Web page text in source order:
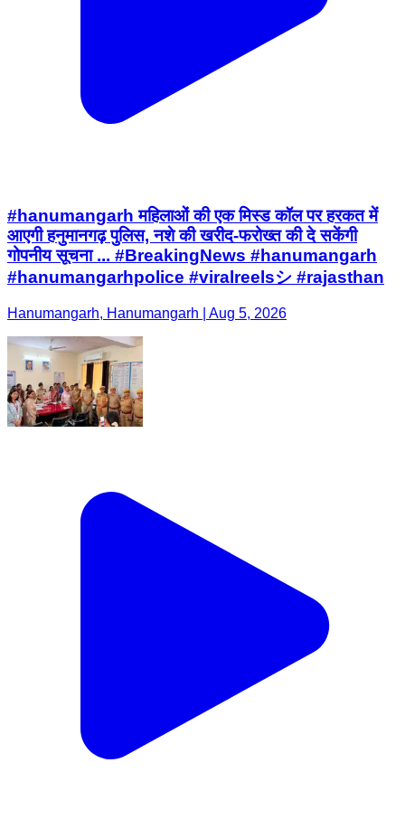
#hanumangarh महिलाओं की एक मिस्ड कॉल पर हरकत में
आएगी हनुमानगढ़ पुलिस, नशे की खरीद-फरोख्त की दे सकेंगी
गोपनीय सूचना ... #BreakingNews #hanumangarh
#hanumangarhpolice #viralreelsシ #rajasthan
Hanumangarh, Hanumangarh | Aug 5, 2026